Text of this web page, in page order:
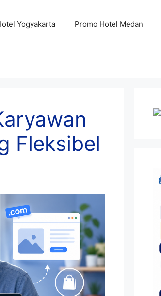
Yogyakarta Promo Hotel Medan
Fleksibel